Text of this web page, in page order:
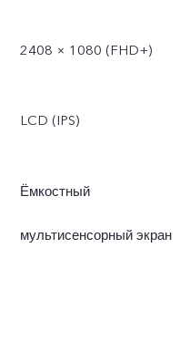
2408 × 1080 (FHD+)
LCD (IPS)
Ёмкостный
мультисенсорный экран